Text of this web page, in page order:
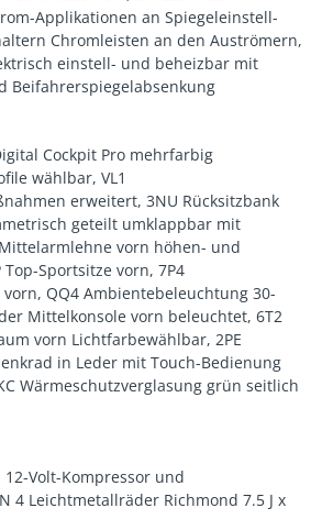
Applikationen an Spiegeleinstell-
Chromleisten an den Auströmern,
einstell- und beheizbar mit
Beifahrerspiegelabsenkung
Cockpit Pro mehrfarbig
wählbar, VL1
erweitert, 3NU Rücksitzbank
geteilt umklappbar mit
vorn höhen- und
Sportsitze vorn, 7P4
QQ4 Ambientebeleuchtung 30-
Mittelkonsole vorn beleuchtet, 6T2
vorn Lichtfarbewählbar, 2PE
in Leder mit Touch-Bedienung
Wärmeschutzverglasung grün seitlich
Volt-Kompressor und
4 Leichtmetallräder Richmond 7.5 J x